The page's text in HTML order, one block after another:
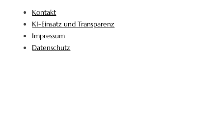
Kontakt
KI-Einsatz und Transparenz
Impressum
Datenschutz